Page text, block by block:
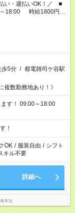
い・週払いOK！／ ■
～18:00 時給1800円×8
歩5分 / 都電雑司ケ谷駅
複数勤務地あり！》
18:00
！
OK / 服装自由 / シフト
キル不要
詳細へ
本社